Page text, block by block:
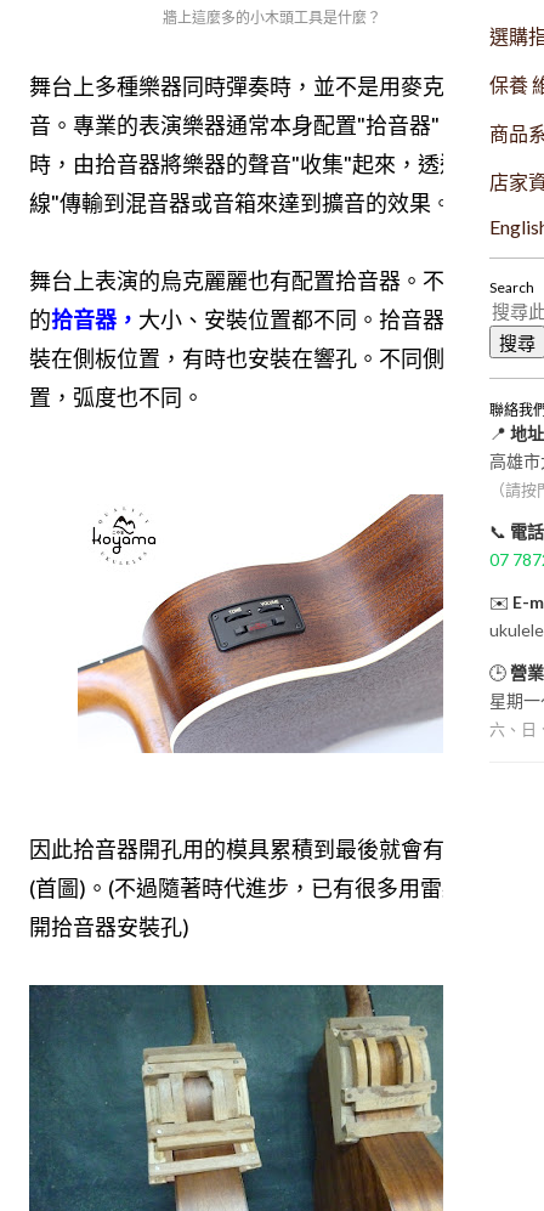
牆上這麼多的小木頭工具是什麼？
舞台上多種樂器同時彈奏時，並不是用麥克風來收
音。專業的表演樂器通常本身配置"拾音器"，演奏
時，由拾音器將樂器的聲音"收集"起來，透過"導
線"傳輸到混音器或音箱來達到擴音的效果。
舞台上表演的烏克麗麗也有配置拾音器。不同品牌
的拾音器， 大小、安裝位置都不同。拾音器通常安
裝在側板位置，有時也安裝在響孔。不同側板的位
置，弧度也不同。
因此拾音器開孔用的模具累積到最後就會有很多
(首圖)。(不過隨著時代進步，已有很多用雷射光來
開拾音器安裝孔)
選購
保養
商品
店家
Search
聯絡我
📍 地址
高雄市
（請
📞 電話
07
✉️ E-
🕒營
星期
六、日